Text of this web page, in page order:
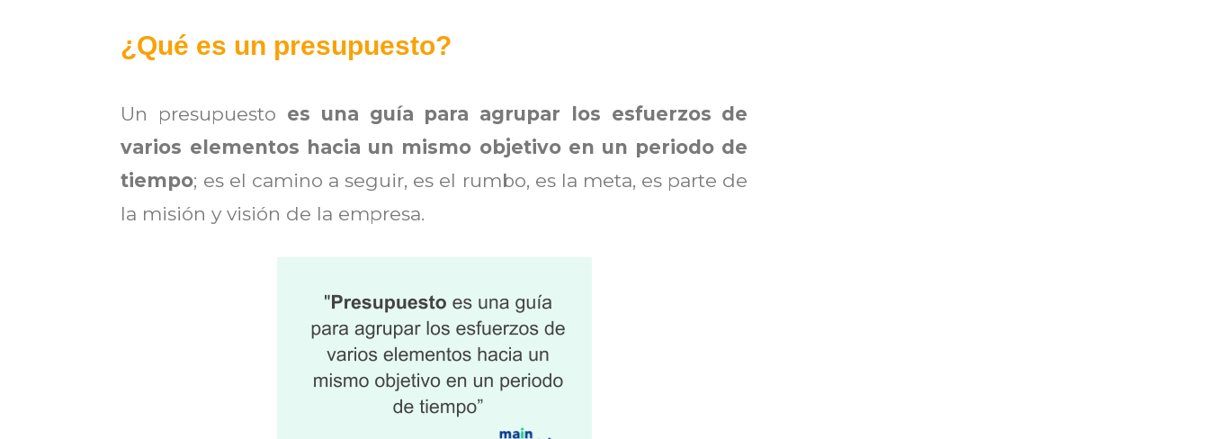
¿Qué es un presupuesto?
Un presupuesto es una guía para agrupar los esfuerzos de
varios elementos hacia un mismo objetivo en un periodo de
tiempo; es el camino a seguir, es el rumbo, es la meta, es parte de
la misión y visión de la empresa.